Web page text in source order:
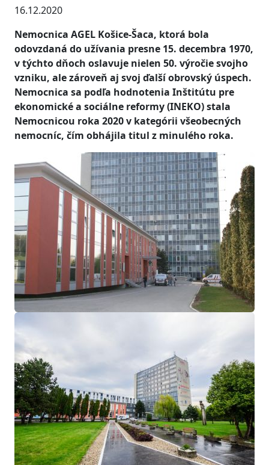
16.12.2020
Nemocnica AGEL Košice-Šaca, ktorá bola
odovzdaná do užívania presne 15. decembra 1970,
v týchto dňoch oslavuje nielen 50. výročie svojho
vzniku, ale zároveň aj svoj ďalší obrovský úspech.
Nemocnica sa podľa hodnotenia Inštitútu pre
ekonomické a sociálne reformy (INEKO) stala
Nemocnicou roka 2020 v kategórii všeobecných
nemocníc, čím obhájila titul z minulého roka.